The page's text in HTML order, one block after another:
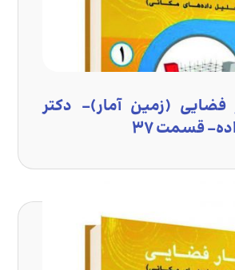
فضایی (زمین آمار)- دکتر
قسمت ۳۷